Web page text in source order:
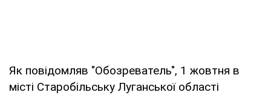
Як повідомляв "Обозреватель", 1 жовтня в
місті Старобільську Луганської області